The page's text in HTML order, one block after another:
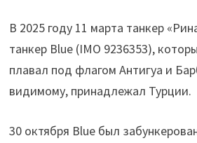
В 2025 году 11 марта танкер
танкер Blue (IMO 9236353),
плавал под флагом Антигуа и
видимому, принадлежал Турции.
30 октября Blue был